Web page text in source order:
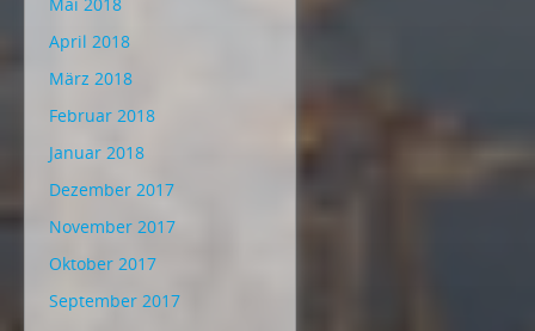
April 2018
März 2018
Februar 2018
Januar 2018
Dezember 2017
November 2017
Oktober 2017
September 2017